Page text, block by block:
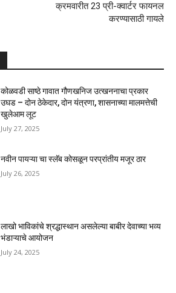
क्रमवारीत 23 प्री-क्वार्टर फायनल
करण्यासाठी गायले
कोळवडी साष्ठे गावात गौणखनिज उत्खननाचा प्रकार
उघड – दोन ठेकेदार, दोन यंत्रणा, शासनाच्या मालमत्तेची
खुलेआम लूट
July 27, 2025
नवीन पायऱ्या चा स्लॅब कोसळून परप्रांतीय मजूर ठार
July 26, 2025
लाखो भाविकांचे श्रद्धास्थान असलेल्या बाबीर देवाच्या भव्य
भंडाऱ्याचे आयोजन
July 24, 2025